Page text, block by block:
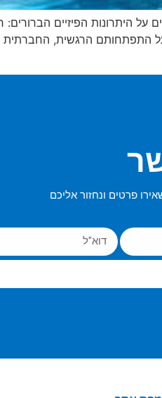
הפיזיים הברורים:
התפתחותם הרגשית,
פרטים ונחזור אליכם